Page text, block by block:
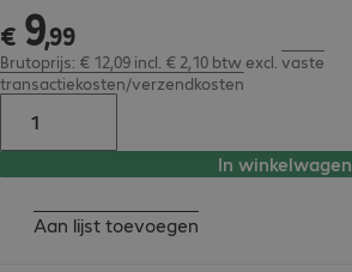
€ 9,99
€ 9,99
Brutoprijs: € 12,09 incl. € 2,10 btw excl. vaste
transactiekosten/verzendkosten
In winkelwagen
Aan lijst toevoegen